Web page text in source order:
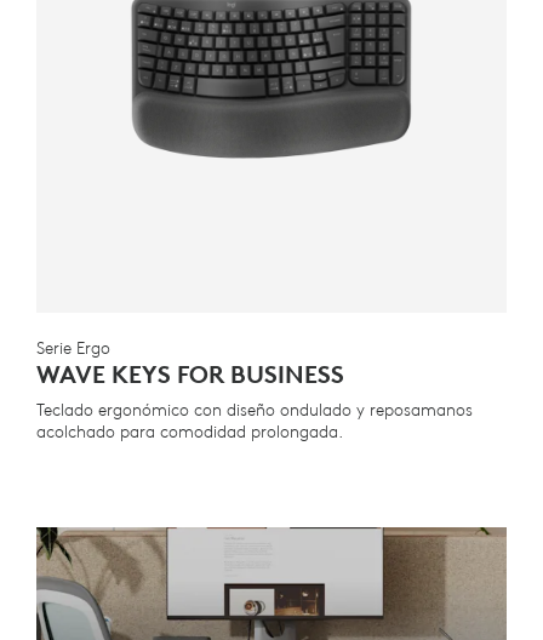
Serie Ergo
WAVE KEYS FOR BUSINESS
Teclado ergonómico con diseño ondulado y reposamanos
acolchado para comodidad prolongada.